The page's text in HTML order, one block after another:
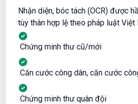
Nhận diện, bóc tách (OCR) được
tùy thân hợp lệ theo pháp luật Việt
Chứng minh thư cũ/mới
Căn cước công dân, căn cước
Chứng minh thư quân đội